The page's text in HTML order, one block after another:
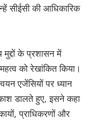
सीईसी की आधिकारिक
के प्रशासन में
को रेखांकित किया।
एजेंसियों पर ध्यान
डालते हुए, इसने कहा
प्राधिकरणों और